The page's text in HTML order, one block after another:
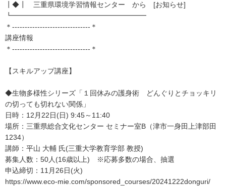
┃◆┃ 三重県環境学習情報センター から [お知らせ]
┗━━━━━━━━━━━━━━━━━━━
＊-------------------------------＊
講座情報
＊-------------------------------＊
【スキルアップ講座】
◆生物多様性シリーズ「１回休みの護身術 どんぐりとチョッキリ
の切っても切れない関係」
日時：12月22日(日) 9:45～11:40
場所：三重県総合文化センター セミナー室B（津市一身田上津部田
1234）
講師：平山 大輔 氏(三重大学教育学部 教授)
募集人数：50人(16歳以上) ※応募多数の場合、抽選
申込締切：11月26日(火)
https://www.eco-mie.com/sponsored_courses/20241222donguri/